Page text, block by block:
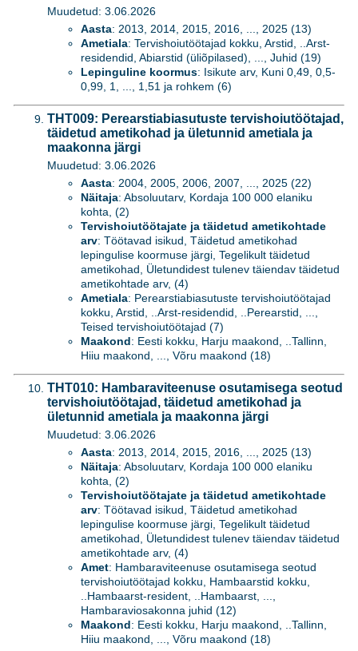
Muudetud: 3.06.2026
Aasta: 2013, 2014, 2015, 2016, ..., 2025 (13)
Ametiala: Tervishoiutöötajad kokku, Arstid, ..Arst-
residendid, Abiarstid (üliõpilased), ..., Juhid (19)
Lepinguline koormus: Isikute arv, Kuni 0,49, 0,5-
0,99, 1, ..., 1,51 ja rohkem (6)
THT009: Perearstiabiasutuste tervishoiutöötajad,
täidetud ametikohad ja ületunnid ametiala ja
maakonna järgi
Muudetud: 3.06.2026
Aasta: 2004, 2005, 2006, 2007, ..., 2025 (22)
Näitaja: Absoluutarv, Kordaja 100 000 elaniku
kohta, (2)
Tervishoiutöötajate ja täidetud ametikohtade
arv: Töötavad isikud, Täidetud ametikohad
lepingulise koormuse järgi, Tegelikult täidetud
ametikohad, Ületundidest tulenev täiendav täidetud
ametikohtade arv, (4)
Ametiala: Perearstiabiasutuste tervishoiutöötajad
kokku, Arstid, ..Arst-residendid, ..Perearstid, ...,
Teised tervishoiutöötajad (7)
Maakond: Eesti kokku, Harju maakond, ..Tallinn,
Hiiu maakond, ..., Võru maakond (18)
THT010: Hambaraviteenuse osutamisega seotud
tervishoiutöötajad, täidetud ametikohad ja
ületunnid ametiala ja maakonna järgi
Muudetud: 3.06.2026
Aasta: 2013, 2014, 2015, 2016, ..., 2025 (13)
Näitaja: Absoluutarv, Kordaja 100 000 elaniku
kohta, (2)
Tervishoiutöötajate ja täidetud ametikohtade
arv: Töötavad isikud, Täidetud ametikohad
lepingulise koormuse järgi, Tegelikult täidetud
ametikohad, Ületundidest tulenev täiendav täidetud
ametikohtade arv, (4)
Amet: Hambaraviteenuse osutamisega seotud
tervishoiutöötajad kokku, Hambaarstid kokku,
..Hambaarst-resident, ..Hambaarst, ...,
Hambaraviosakonna juhid (12)
Maakond: Eesti kokku, Harju maakond, ..Tallinn,
Hiiu maakond, ..., Võru maakond (18)